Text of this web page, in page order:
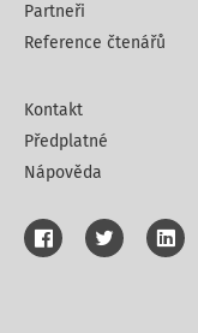
Partneři
Reference čtenářů
Kontakt
Předplatné
Nápověda